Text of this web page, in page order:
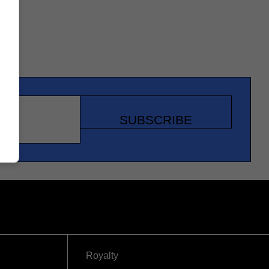
SUBSCRIBE
Royalty